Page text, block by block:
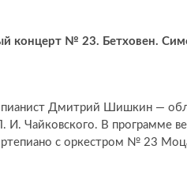
концерт № 23. Бетховен.
пианист Дмитрий Шишкин —
И. Чайковского. В программе
с оркестром № 23